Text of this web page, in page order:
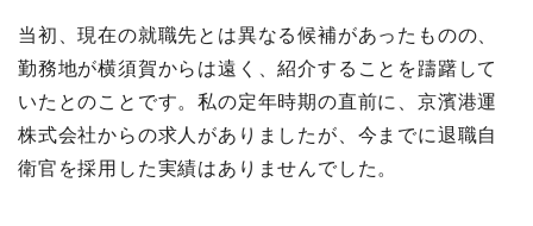
当初、現在の就職先とは異なる候補があったものの、
勤務地が横須賀からは遠く、紹介することを躊躇して
いたとのことです。私の定年時期の直前に、京濱港運
株式会社からの求人がありましたが、今までに退職自
衛官を採用した実績はありませんでした。